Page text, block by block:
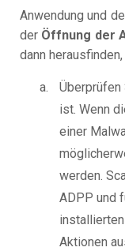
Anwendung und
der Öffnung der
dann
Überprüfen
ist. Wenn
einer
werden.
ADPP und
Aktionen